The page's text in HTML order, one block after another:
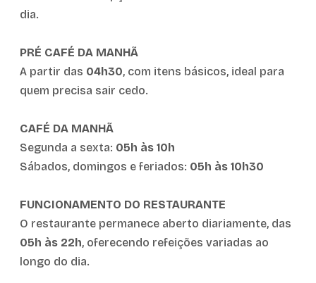
dia.
PRÉ CAFÉ DA MANHÃ
A partir das 04h30, com itens básicos, ideal para
quem precisa sair cedo.
CAFÉ DA MANHÃ
Segunda a sexta: 05h às 10h
Sábados, domingos e feriados: 05h às 10h30
FUNCIONAMENTO DO RESTAURANTE
O restaurante permanece aberto diariamente, das
05h às 22h, oferecendo refeições variadas ao
longo do dia.